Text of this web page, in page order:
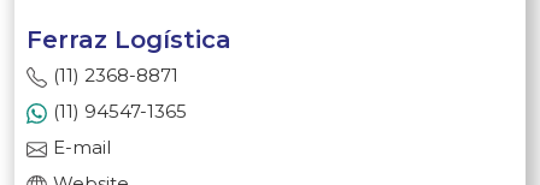
Ferraz Logística
(11) 2368-8871
(11) 94547-1365
E-mail